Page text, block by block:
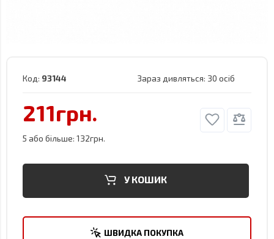
Код: 93144 Зараз дивляться: 30 осіб
211грн.
5 або більше: 132грн.
У КОШИК
ШВИДКА ПОКУПКА